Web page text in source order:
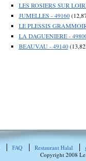
LES ROSIERS SUR
JUMELLES - 49160
LE PLESSIS
LA DAGUENIERE -
BEAUVAU - 49140
FAQ Restaurant Halal
Copyright 2008